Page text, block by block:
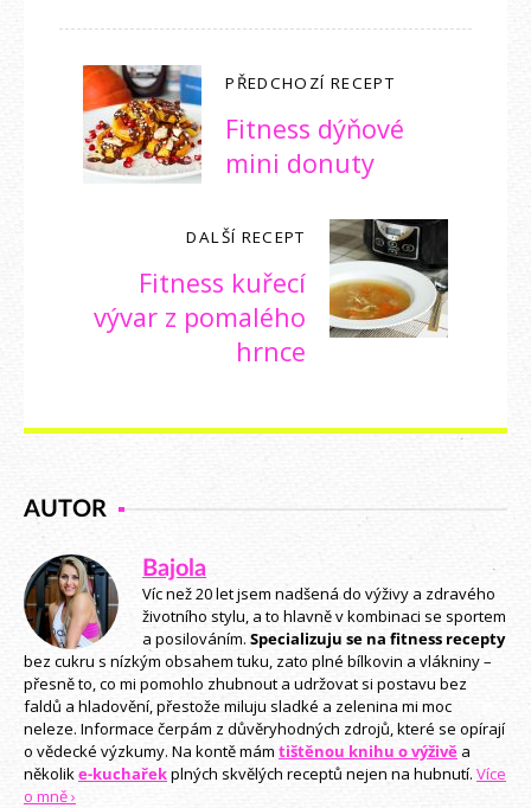
PŘEDCHOZÍ RECEPT
Fitness dýňové
mini donuty
DALŠÍ RECEPT
Fitness kuřecí
vývar z pomalého
hrnce
AUTOR
Bajola
Víc než 20 let jsem nadšená do výživy a zdravého
životního stylu, a to hlavně v kombinaci se sportem
a posilováním. Specializuju se na fitness recepty
bez cukru s nízkým obsahem tuku, zato plné bílkovin a vlákniny –
přesně to, co mi pomohlo zhubnout a udržovat si postavu bez
faldů a hladovění, přestože miluju sladké a zelenina mi moc
neleze. Informace čerpám z důvěryhodných zdrojů, které se opírají
o vědecké výzkumy. Na kontě mám tištěnou knihu o výživěa
několik e-kuchařekplných skvělých receptů nejen na hubnutí. Více
o mně ›